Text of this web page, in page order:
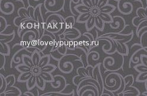
КОНТАКТЫ
my@lovelypuppets.ru